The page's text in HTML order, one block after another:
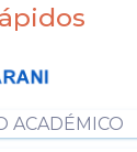
ACADÉMICO